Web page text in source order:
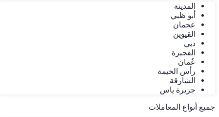
المدينة
أبو ظبي
عجمان
القيوين
دبي
الفجيرة
عُمان
رأس الخيمة
الشارقة
جزيرة ياس
جميع أنواع المعاملات